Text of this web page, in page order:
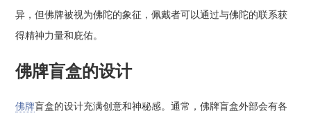
异，但佛牌被视为佛陀的象征，佩戴者可以通过与佛陀的联系获
得精神力量和庇佑。
佛牌盲盒的设计
佛牌盲盒的设计充满创意和神秘感。通常，佛牌盲盒外部会有各